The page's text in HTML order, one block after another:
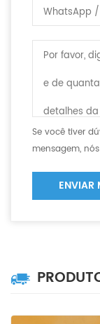
Se você tiver
mensagem,
ENVIAR